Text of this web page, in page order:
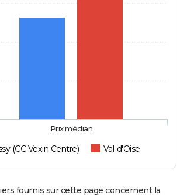
(CC Vexin Centre) Val-d'Oise
Prix médian
fournis sur cette page concernent la